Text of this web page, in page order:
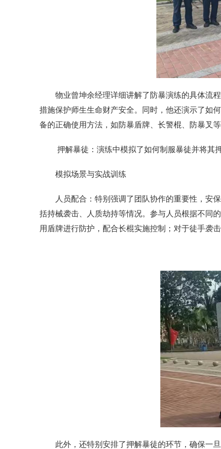
物业曾坤余经理详细讲解了防暴演练的具体流
措施保护师生生命财产安全。同时，他还演示了如
备的正确使用方法，如防暴盾牌、长警棍、防暴叉
押解暴徒：演练中模拟了如何制服暴徒并将其
模拟场景与实战训练
人员配合：特别强调了团队协作的重要性，安
括持械袭击、人质劫持等情况。参与人员根据不同
用盾牌进行防护，配合长棍实施控制；对于徒手袭
此外，还特别安排了押解暴徒的环节，确保一